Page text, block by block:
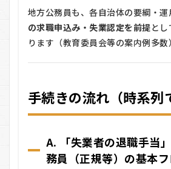
の基
本フ
ロー
務員
の運
用例
員
会）
地方公務員も、各自治体の要綱・運
の求職申込み・失業認定を前提と
ります（教育委員会等の案内例多数
手続きの流れ（時系列
A. 「失業者の退職手当
務員（正規等）の基本